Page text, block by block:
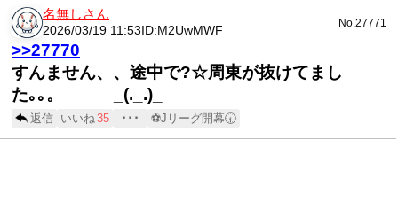
名無しさん
2026/03/19 11:53 ID:M2UwMWF
No.27771
>>27770
すんません、、途中で?☆周東が抜けてまし
た｡｡。 _(._.)_
返信 いいね35 ･･･ ⚽Jリーグ開幕🕢